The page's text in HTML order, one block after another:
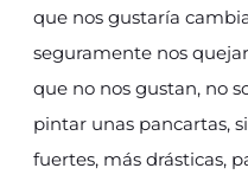
que nos gustaría
seguramente nos
que no nos gustan, no
pintar unas pancartas,
fuertes, más drásticas,